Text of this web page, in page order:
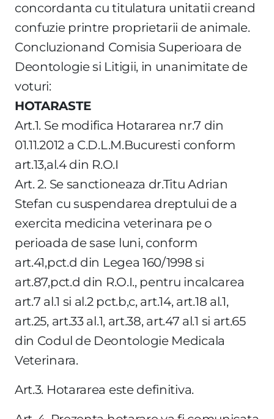
concordanta cu titulatura unitatii creand
confuzie printre proprietarii de animale.
Concluzionand Comisia Superioara de
Deontologie si Litigii, in unanimitate de
voturi:
HOTARASTE
Art.1. Se modifica Hotararea nr.7 din
01.11.2012 a C.D.L.M.Bucuresti conform
art.13,al.4 din R.O.I
Art. 2. Se sanctioneaza dr.Titu Adrian
Stefan cu suspendarea dreptului de a
exercita medicina veterinara pe o
perioada de sase luni, conform
art.41,pct.d din Legea 160/1998 si
art.87,pct.d din R.O.I., pentru incalcarea
art.7 al.1 si al.2 pct.b,c, art.14, art.18 al.1,
art.25, art.33 al.1, art.38, art.47 al.1 si art.65
din Codul de Deontologie Medicala
Veterinara.
Art.3. Hotararea este definitiva.